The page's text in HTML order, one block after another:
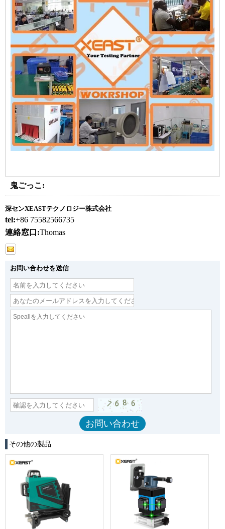
鬼ごっこ:
深センXEASTテクノロジー株式会社
tel:+86 75582566735
連絡窓口:Thomas
お問い合わせを送信
その他の製品